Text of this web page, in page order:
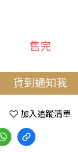
售完
貨到通知我
加入追蹤清單